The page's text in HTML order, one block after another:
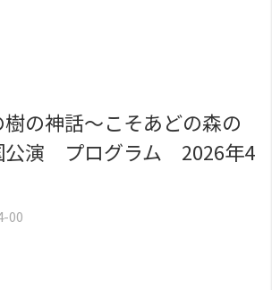
樹の神話～こそあどの森の
公演 プログラム 2026年4
00